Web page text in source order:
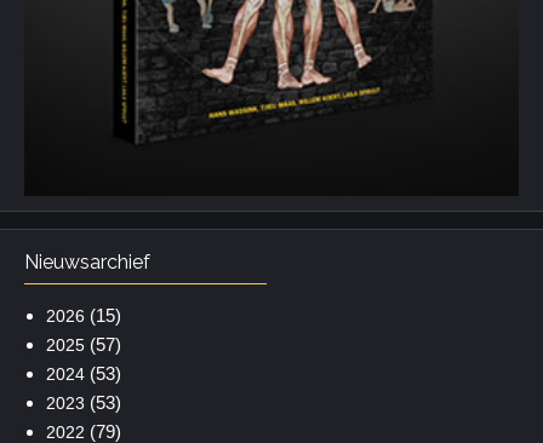
Nieuwsarchief
2026 (15)
2025(57)
2024(53)
2023 (53)
2022 (79)